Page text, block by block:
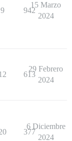
9 942
15 Marzo
2024
613
29 Febrero
2024
377
6 Diciembre
2024